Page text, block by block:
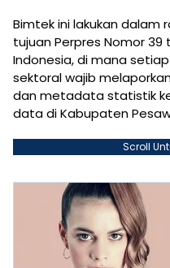
Bimtek ini lakukan dalam
tujuan Perpres Nomor
Indonesia, di mana
sektoral wajib
dan metadata statistik
data di Kabupaten
Scroll